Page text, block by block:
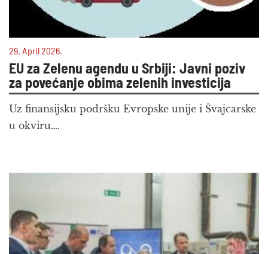
29. April 2026.
EU za Zelenu agendu u Srbiji: Javni poziv
za povećanje obima zelenih investicija
Uz finansijsku podršku Evropske unije i Švajcarske
u okviru….